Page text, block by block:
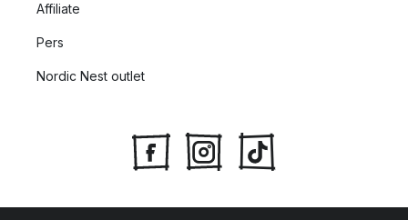
Affiliate
Pers
Nordic Nest outlet